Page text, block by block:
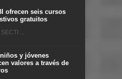
ofrecen seis cursos
gratuitos
...
y jóvenes
valores a través de